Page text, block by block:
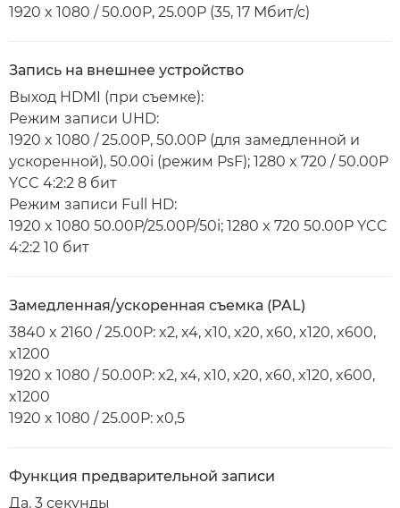
1920 x 1080 / 50.00P, 25.00P (35, 17 Мбит/с)
Запись на внешнее устройство
Выход HDMI (при съемке):
Режим записи UHD:
1920 x 1080 / 25.00P, 50.00P (для замедленной и
ускоренной), 50.00i (режим PsF); 1280 x 720 / 50.00P
YCC 4:2:2 8 бит
Режим записи Full HD:
1920 x 1080 50.00P/25.00P/50i; 1280 x 720 50.00P YCC
4:2:2 10 бит
Замедленная/ускоренная съемка (PAL)
3840 x 2160 / 25.00P: x2, x4, x10, x20, x60, x120, x600,
x1200
1920 x 1080 / 50.00P: x2, x4, x10, x20, x60, x120, x600,
x1200
1920 x 1080 / 25.00P: x0,5
Функция предварительной записи
Да. 3 секунды